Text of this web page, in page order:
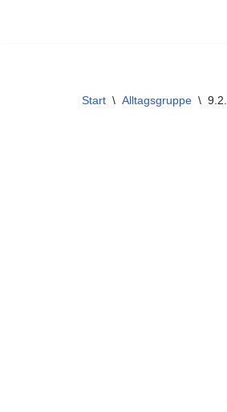
Start \ Alltagsgruppe \